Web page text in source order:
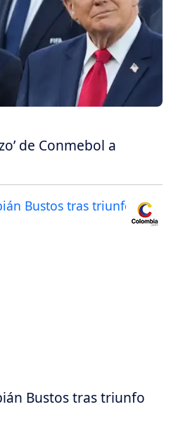
de Conmebol a
Bustos tras triunfo